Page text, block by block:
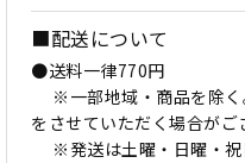
■配送について
●送料一律770円
※一部地域・商品を除
をさせていただく場合がご
※発送は土曜・日曜・祝